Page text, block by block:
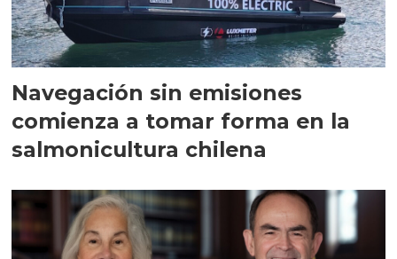
Navegación sin emisiones
comienza a tomar forma en la
salmonicultura chilena